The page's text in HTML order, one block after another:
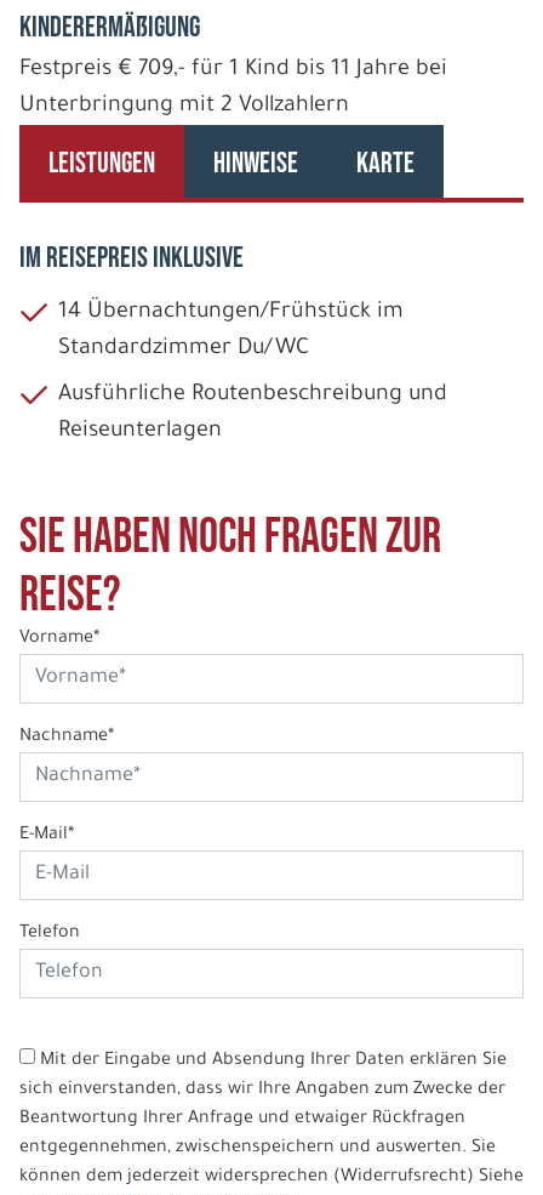
Kinderermäßigung
Festpreis € 709,- für 1 Kind bis 11 Jahre bei
Unterbringung mit 2 Vollzahlern
LEISTUNGEN HINWEISE KARTE
IM REISEPREIS INKLUSIVE
14 Übernachtungen/Frühstück im
Standardzimmer Du/WC
Ausführliche Routenbeschreibung und
Reiseunterlagen
Sie haben noch Fragen zur
Reise?
Vorname*
Nachname*
E-Mail*
Telefon
Mit der Eingabe und Absendung Ihrer Daten erklären Sie
sich einverstanden, dass wir Ihre Angaben zum Zwecke der
Beantwortung Ihrer Anfrage und etwaiger Rückfragen
entgegennehmen, zwischenspeichern und auswerten. Sie
können dem jederzeit widersprechen (Widerrufsrecht) Siehe